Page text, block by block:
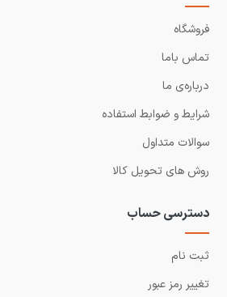
فروشگاه
تماس باما
درباره‌ی ما
شرایط و ضوابط استفاده
سوالات متداول
روش های تحویل کالا
دسترسی حساب
ثبت نام
تغییر رمز عبور